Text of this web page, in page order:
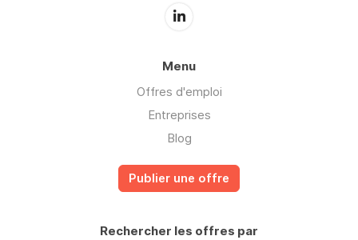
Menu
Offres d'emploi
Entreprises
Blog
Publier une offre
Rechercher les offres par